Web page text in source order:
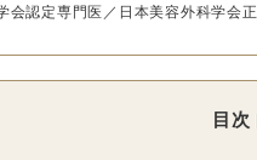
会認定専門医／日本美容外科学会
目次